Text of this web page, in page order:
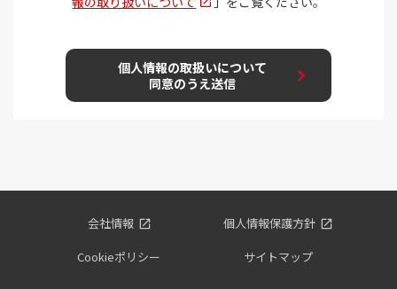
会社情報
個人情報保護方針
Cookieポリシー
サイトマップ